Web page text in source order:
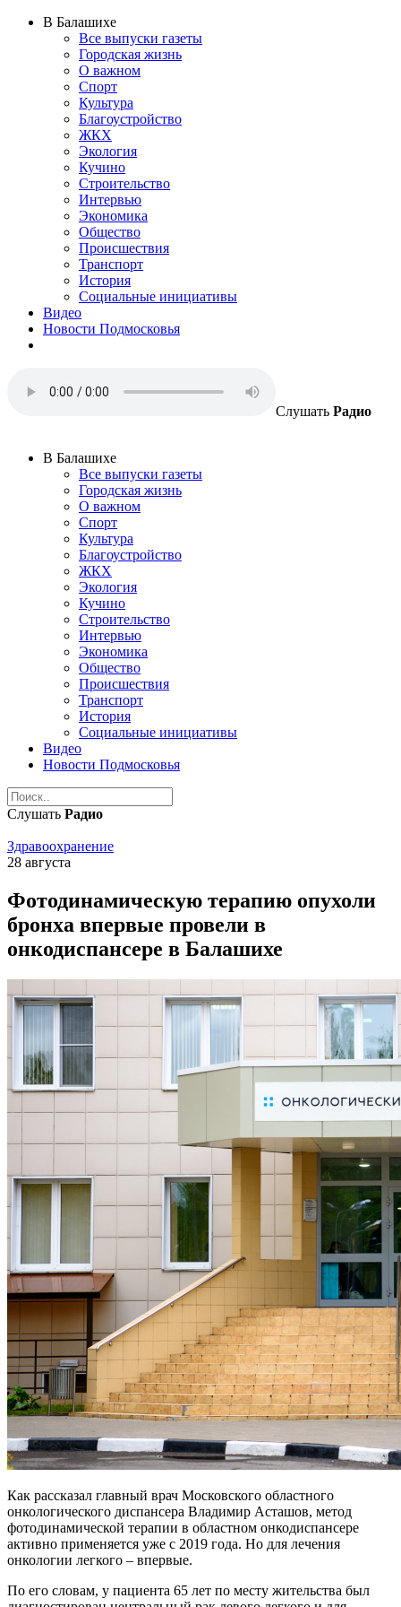
В Балашихе
Все выпуски газеты
Городская жизнь
О важном
Спорт
Культура
Благоустройство
ЖКХ
Экология
Кучино
Строительство
Интервью
Экономика
Общество
Происшествия
Транспорт
История
Социальные инициативы
Видео
Новости Подмосковья
Слушать Радио
В Балашихе
Все выпуски газеты
Городская жизнь
О важном
Спорт
Культура
Благоустройство
ЖКХ
Экология
Кучино
Строительство
Интервью
Экономика
Общество
Происшествия
Транспорт
История
Социальные инициативы
Видео
Новости Подмосковья
Слушать Радио
Здравоохранение
28 августа
Фотодинамическую терапию опухоли
бронха впервые провели в
онкодиспансере в Балашихе
Как рассказал главный врач Московского областного
онкологического диспансера Владимир Асташов, метод
фотодинамической терапии в областном онкодиспансере
активно применяется уже с 2019 года. Но для лечения
онкологии легкого – впервые.
По его словам, у пациента 65 лет по месту жительства был